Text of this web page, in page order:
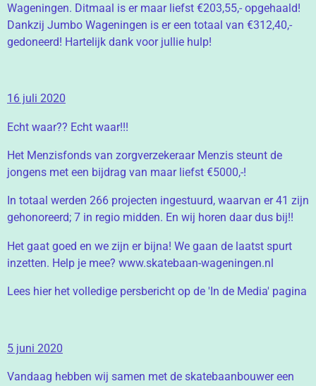
Wageningen. Ditmaal is er maar liefst €203,55,- opgehaald!
Dankzij Jumbo Wageningen is er een totaal van €312,40,-
gedoneerd! Hartelijk dank voor jullie hulp!
16 juli 2020
Echt waar?? Echt waar!!!
Het Menzisfonds van zorgverzekeraar Menzis steunt de
jongens met een bijdrag van maar liefst €5000,-!
In totaal werden 266 projecten ingestuurd, waarvan er 41 zijn
gehonoreerd; 7 in regio midden. En wij horen daar dus bij!!
Het gaat goed en we zijn er bijna! We gaan de laatst spurt
inzetten. Help je mee? www.skatebaan-wageningen.nl
Lees hier het volledige persbericht op de 'In de Media' pagina
5 juni 2020
Vandaag hebben wij samen met de skatebaanbouwer een